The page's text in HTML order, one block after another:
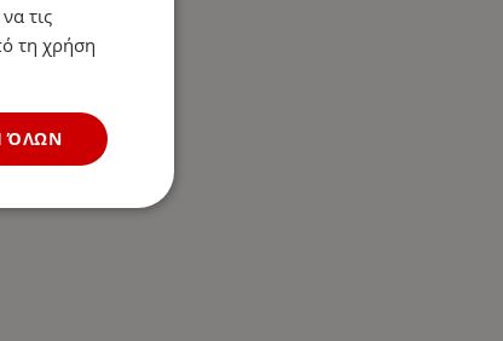
τις
τη χρήση
ΌΛΩΝ